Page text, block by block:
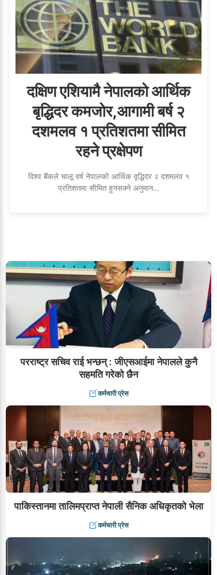
दक्षिण एशियामै नेपालको आर्थिक
बृद्धिदर कमजोर,आगामी बर्ष २
दशमलव १ प्रतिशतमा सीमित
रहने प्रक्षेपण
विश्व बैंकले चालू वर्ष नेपालको आर्थिक वृद्धिदर २ दशमलव १
प्रतिशतमा सीमित हुनसक्ने अनुमान...
परराष्ट्र सचिव राई भन्छन् : जीएसआईमा नेपालले कुनै
सहमति गरेको छैन
कर्मचारी प्रेस
पाकिस्तानमा तालिमप्राप्त नेपाली सैनिक अधिकृतको भेला
कर्मचारी प्रेस